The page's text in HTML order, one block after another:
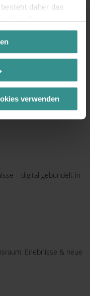
daher das
(z.B. Google,
zu Kontroll- und
und dagegen keine
stehen. Mit
verwendet werden
verwenden
– digital gebündelt in
Erlebnisse & neue